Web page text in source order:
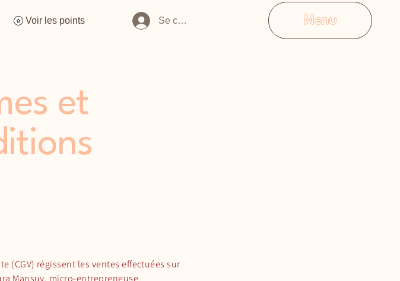
Se connecter Menu
Voir les points
et
(CGV) régissent les ventes effectuées sur
Mansuy, micro-entrepreneuse